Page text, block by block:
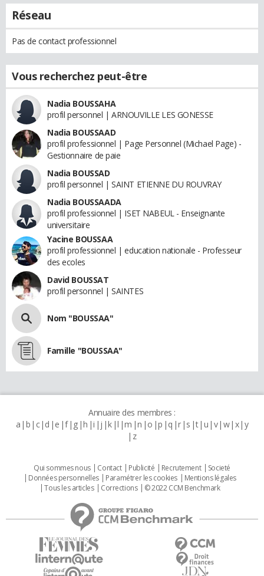
Réseau
Pas de contact professionnel
Vous recherchez peut-être
Nadia BOUSSAHA
profil personnel | ARNOUVILLE LES GONESSE
Nadia BOUSSAAD
profil professionnel | Page Personnel (Michael Page) -
Gestionnaire de paie
Nadia BOUSSAD
profil personnel | SAINT ETIENNE DU ROUVRAY
Nadia BOUSSAADA
profil professionnel | ISET NABEUL - Enseignante
universitaire
Yacine BOUSSAA
profil professionnel | education nationale - Professeur
des ecoles
David BOUSSAT
profil personnel | SAINTES
Nom "BOUSSAA"
Famille "BOUSSAA"
Annuaire des membres :
a b c d e f g h i j k l m n o p q r s t u v w x y
z
Qui sommes nous Contact Publicité Recrutement
Societé
Données personnelles
Paramétrer les cookies
Mentions légales
Tous les articles
Corrections © 2022 CCM Benchmark